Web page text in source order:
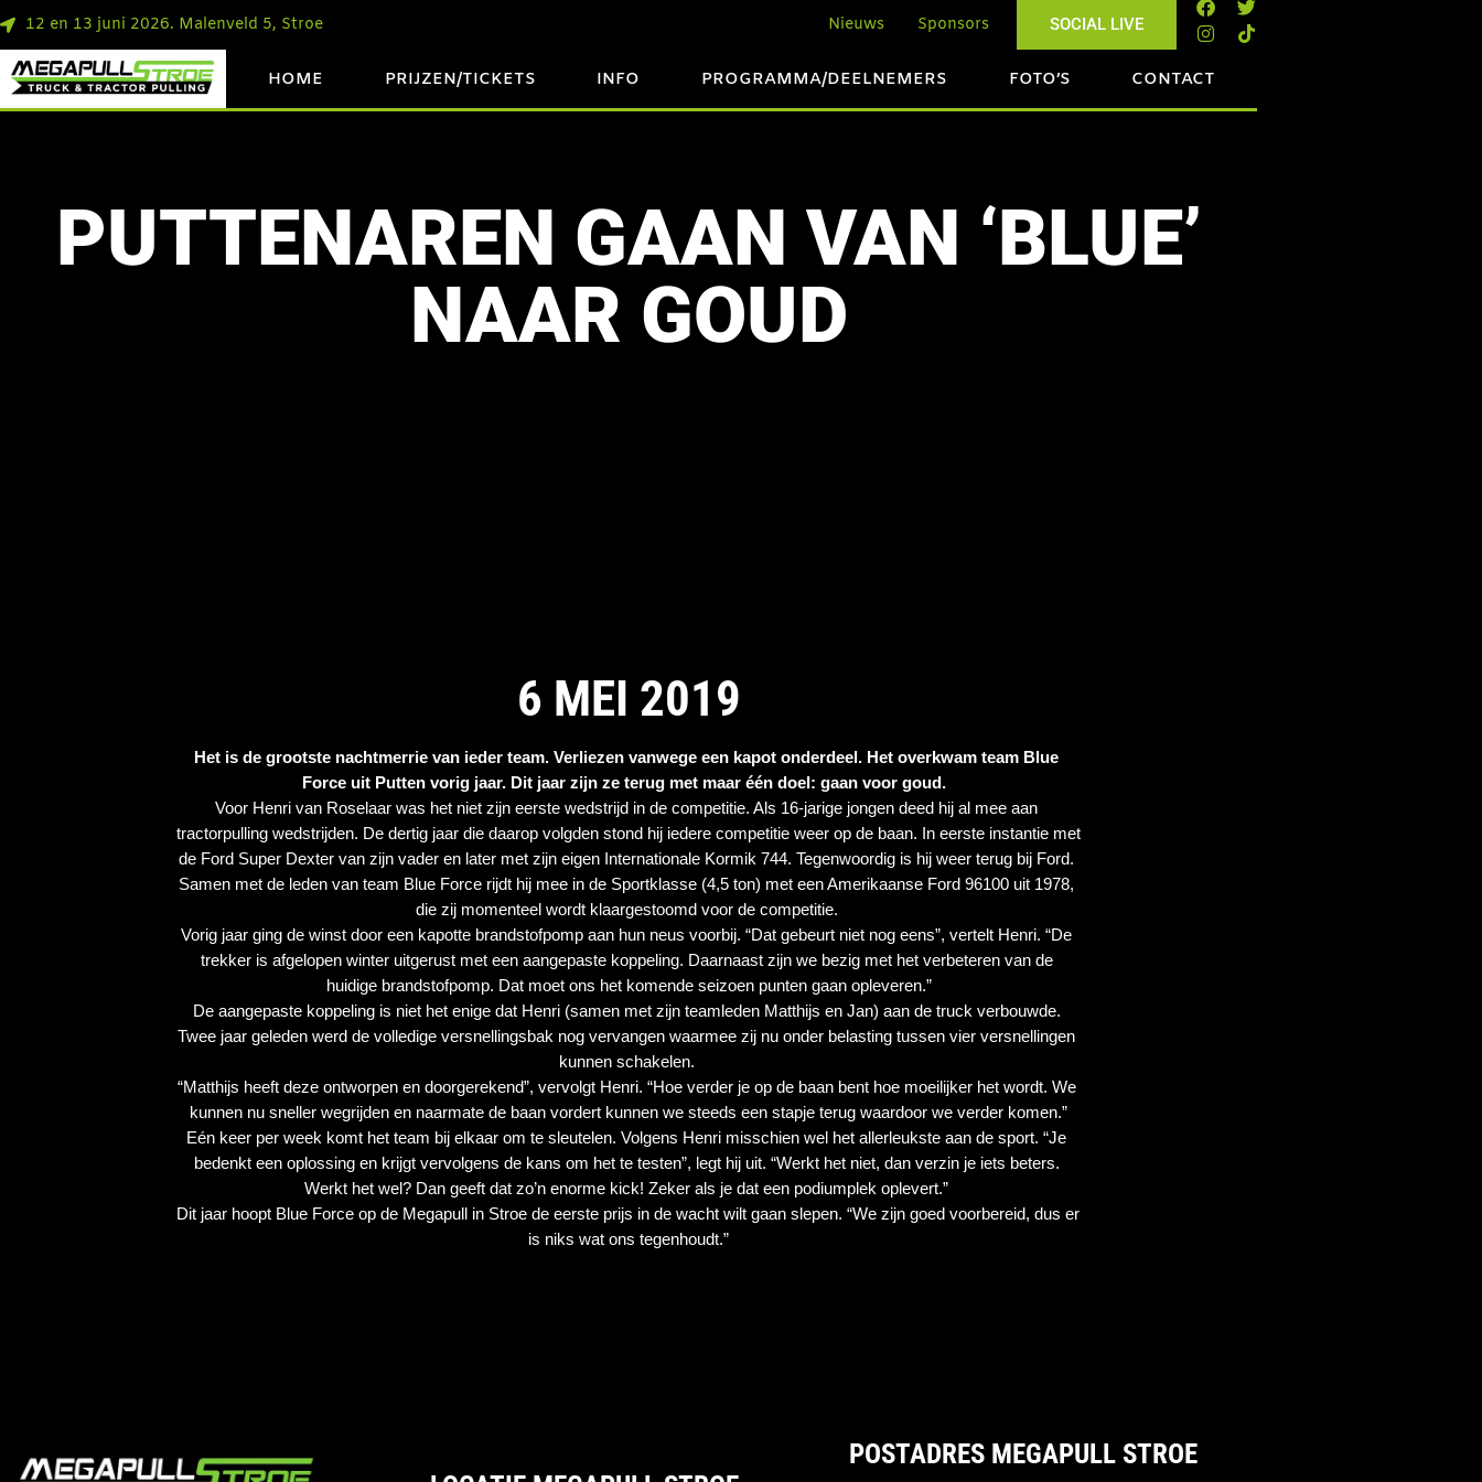
12 en 13 juni 2026. Malenveld 5, Stroe Nieuws Sponsors SOCIAL LIVE
HOME PRIJZEN/TICKETS INFO PROGRAMMA/DEELNEMERS FOTO’S CONTACT
PUTTENAREN GAAN VAN ‘BLUE’
NAAR GOUD
6 MEI 2019
Het is de grootste nachtmerrie van ieder team. Verliezen vanwege een kapot onderdeel. Het overkwam team Blue
Force uit Putten vorig jaar. Dit jaar zijn ze terug met maar één doel: gaan voor goud.
Voor Henri van Roselaar was het niet zijn eerste wedstrijd in de competitie. Als 16-jarige jongen deed hij al mee aan
tractorpulling wedstrijden. De dertig jaar die daarop volgden stond hij iedere competitie weer op de baan. In eerste instantie met
de Ford Super Dexter van zijn vader en later met zijn eigen Internationale Kormik 744. Tegenwoordig is hij weer terug bij Ford.
Samen met de leden van team Blue Force rijdt hij mee in de Sportklasse (4,5 ton) met een Amerikaanse Ford 96100 uit 1978,
die zij momenteel wordt klaargestoomd voor de competitie.
Vorig jaar ging de winst door een kapotte brandstofpomp aan hun neus voorbij. “Dat gebeurt niet nog eens”, vertelt Henri. “De
trekker is afgelopen winter uitgerust met een aangepaste koppeling. Daarnaast zijn we bezig met het verbeteren van de
huidige brandstofpomp. Dat moet ons het komende seizoen punten gaan opleveren.”
De aangepaste koppeling is niet het enige dat Henri (samen met zijn teamleden Matthijs en Jan) aan de truck verbouwde.
Twee jaar geleden werd de volledige versnellingsbak nog vervangen waarmee zij nu onder belasting tussen vier versnellingen
kunnen schakelen.
“Matthijs heeft deze ontworpen en doorgerekend”, vervolgt Henri. “Hoe verder je op de baan bent hoe moeilijker het wordt. We
kunnen nu sneller wegrijden en naarmate de baan vordert kunnen we steeds een stapje terug waardoor we verder komen.”
Eén keer per week komt het team bij elkaar om te sleutelen. Volgens Henri misschien wel het allerleukste aan de sport. “Je
bedenkt een oplossing en krijgt vervolgens de kans om het te testen”, legt hij uit. “Werkt het niet, dan verzin je iets beters.
Werkt het wel? Dan geeft dat zo’n enorme kick! Zeker als je dat een podiumplek oplevert.”
Dit jaar hoopt Blue Force op de Megapull in Stroe de eerste prijs in de wacht wilt gaan slepen. “We zijn goed voorbereid, dus er
is niks wat ons tegenhoudt.”
POSTADRES MEGAPULL STROE